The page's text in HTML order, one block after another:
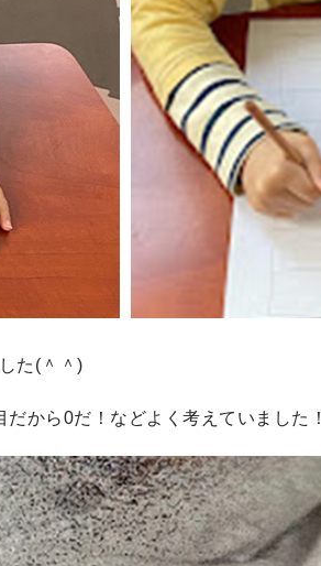
た(＾＾)
から0だ！などよく考えていました！